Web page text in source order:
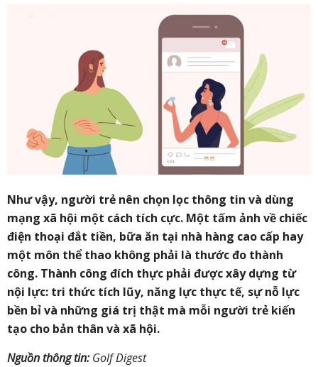
Như vậy, người trẻ nên chọn lọc thông tin và dùng
mạng xã hội một cách tích cực. Một tấm ảnh về chiếc
điện thoại đắt tiền, bữa ăn tại nhà hàng cao cấp hay
một môn thể thao không phải là thước đo thành
công. Thành công đích thực phải được xây dựng từ
nội lực: tri thức tích lũy, năng lực thực tế, sự nỗ lực
bền bỉ và những giá trị thật mà mỗi người trẻ kiến
tạo cho bản thân và xã hội.
Nguồn thông tin:Golf Digest